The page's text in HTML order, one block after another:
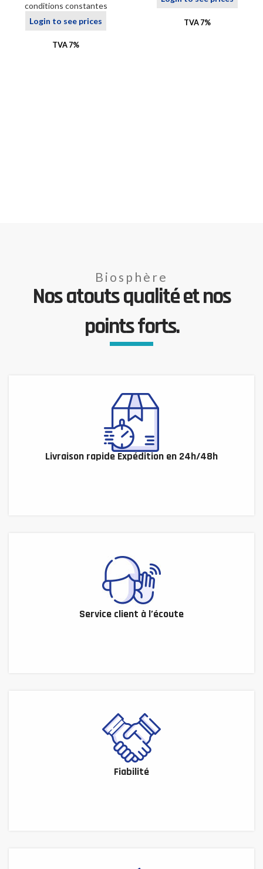
conditions constantes
Login to see prices
TVA 7%
TVA 7%
Biosphère
Nos atouts qualité et nos
points forts.
Livraison rapide Expédition en 24h/48h
Service client à l’écoute
Fiabilité